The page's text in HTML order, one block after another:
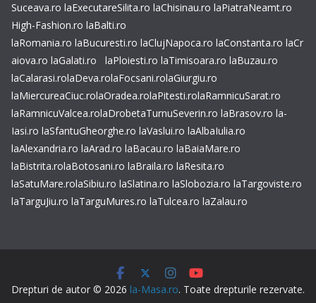
Suceava.ro laExecutareSilita.ro laChisinau.ro laPiatraNeamt.ro
High-Fashion.ro laBalti.ro
laRomania.ro laBucuresti.ro laClujNapoca.ro laConstanta.ro laCr
aiova.ro laGalati.ro laPloiesti.ro laTimisoara.ro laBuzau.ro
laCalarasi.rolaDeva.rolaFocsani.rolaGiurgiu.ro
laMiercureaCiuc.rolaOradea.rolaPitesti.rolaRamnicuSarat.ro
laRamnicuValcea.rolaDrobetaTurnuSeverin.ro laBrasov.ro la-
Iasi.ro laSfantuGheorghe.ro laVaslui.ro laAlbaIulia.ro
laAlexandria.ro laArad.ro laBacau.ro laBaiaMare.ro
laBistrita.rolaBotosani.ro laBraila.ro laResita.ro
laSatuMare.rolaSibiu.ro laSlatina.ro laSlobozia.ro laTargoviste.ro
laTarguJiu.ro laTarguMures.ro laTulcea.ro laZalau.ro
Drepturi de autor © 2026 la-Masa.ro. Toate drepturile rezervate.